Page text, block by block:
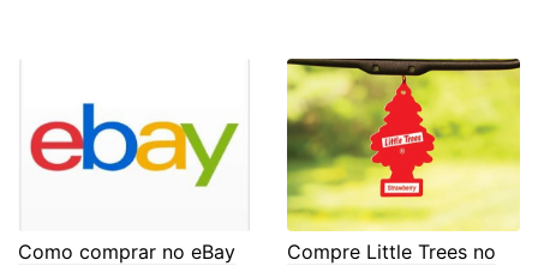
Como comprar no eBay
Compre Little Trees no